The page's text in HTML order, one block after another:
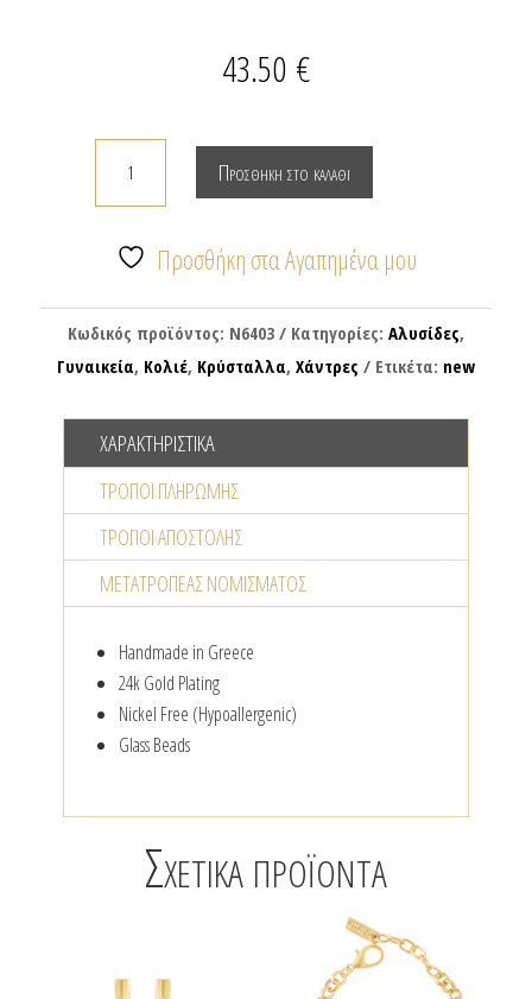
43.50 €
ροζάριο
πολύχρωμες
χάντρες
ποσότητα
Προσθήκη στο καλάθι
Προσθήκη στα Αγαπημένα μου
Κωδικός προϊόντος: N6403 Κατηγορίες: Αλυσίδες,
Γυναικεία, Κολιέ, Κρύσταλλα, Χάντρες Ετικέτα: new
ΧΑΡΑΚΤΗΡΙΣΤΙΚΆ
ΤΡΌΠΟΙ ΠΛΗΡΩΜΉΣ
ΤΡΌΠΟΙ ΑΠΟΣΤΟΛΉΣ
ΜΕΤΑΤΡΟΠΈΑΣ NΟΜΊΣΜΑΤΟΣ
Handmade in Greece
24k Gold Plating
Nickel Free (Hypoallergenic)
Glass Beads
Σχετικά προϊόντα